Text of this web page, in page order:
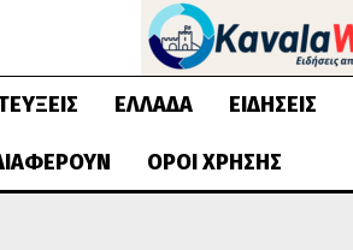
ΕΛΛΆΔΑ ΕΙΔΉΣΕΙΣ
ΌΡΟΙ ΧΡΉΣΗΣ